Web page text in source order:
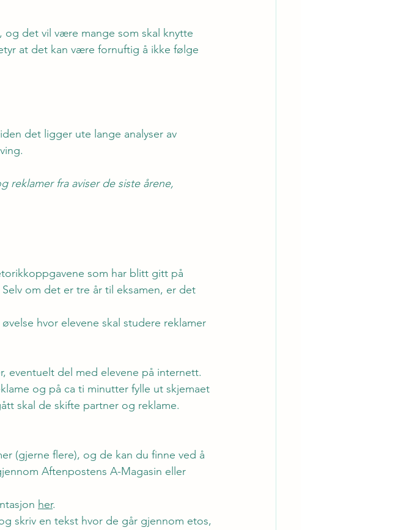
det vil være mange som skal knytte
at det kan være fornuftig å ikke følge
det ligger ute lange analyser av
reklamer fra aviser de siste årene,
som har blitt gitt på
Selv om det er tre år til eksamen, er det
hvor elevene skal studere reklamer
eventuelt del med elevene på internett.
og på ca ti minutter fylle ut skjemaet
skal de skifte partner og reklame.
(gjerne flere), og de kan du finne ved å
Aftenpostens A-Magasin eller
her.